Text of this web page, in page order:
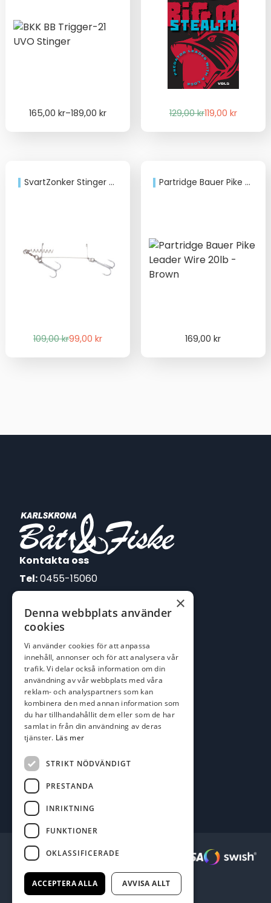
165,00kr–189,00kr
Price
129,00krDet
119,00 kr
Det
SvartZonker Stinger Small 2-pack
109,00krDet
99,00kr
Det
Partridge Bauer Pike Leader Wire 20lb – Brown
169,00kr
Kontakta oss
Tel:0455-15060
E-post:
johan@batofiske.se
kim@batofiske.se
Adress
Karlskrona Båt & Fiske AB
Lallerstedts gata 4
371 54 Karlskrona
Följ oss
Facebook
Säkra betalningar :
×
Denna webbplats använder
cookies
Vi använder cookies för att anpassa
innehåll, annonser och för att analysera vår
trafik. Vi delar också information om din
användning av vår webbplats med våra
reklam- och analyspartners som kan
kombinera den med annan information som
du har tillhandahållit dem eller som de har
samlat in från din användning av deras
tjänster. Läs mer
STRIKT NÖDVÄNDIGT
PRESTANDA
INRIKTNING
FUNKTIONER
OKLASSIFICERADE
ACCEPTERA ALLA AVVISA ALLT